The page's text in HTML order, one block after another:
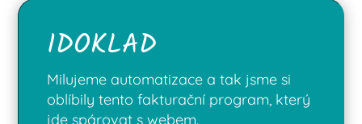
IDOKLAD
Milujeme automatizace a tak jsme si
oblíbily tento fakturační program, který
jde spárovat s webem.